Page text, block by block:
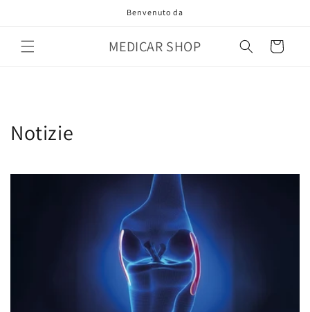
Benvenuto da
MEDICAR SHOP Carrello
Notizie